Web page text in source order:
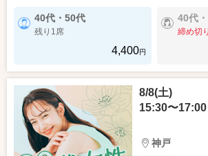
40代・50代
残り1席
4,400円
40代
締め切り
8/8(土)
15:30〜17:00
神戸